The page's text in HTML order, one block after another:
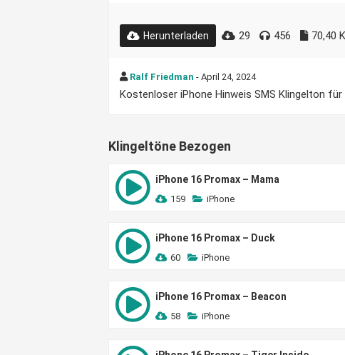
Herunterladen 29 456 70,40
Ralf Friedman - April 24, 2024
Kostenloser iPhone Hinweis SMS Klingelton
Klingeltöne Bezogen
iPhone 16 Promax – Mama
159 iPhone
iPhone 16 Promax – Duck
60 iPhone
iPhone 16 Promax – Beacon
58 iPhone